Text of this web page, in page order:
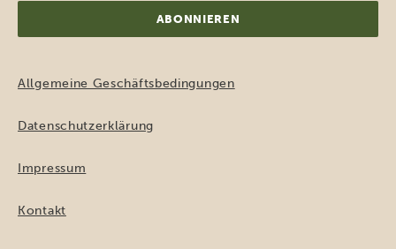
Allgemeine Geschäftsbedingungen
Datenschutzerklärung
Impressum
Kontakt